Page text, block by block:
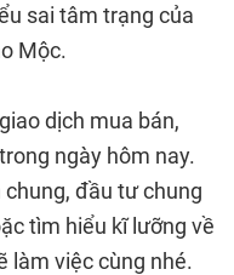
sai tâm trạng của
Mộc.
dịch mua bán,
ngày hôm nay.
đầu tư chung
tìm hiểu kĩ lưỡng về
làm việc cùng nhé.